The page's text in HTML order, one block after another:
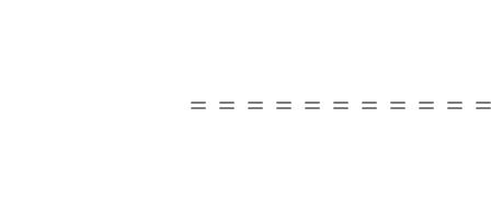
＝＝＝＝＝＝＝＝＝＝